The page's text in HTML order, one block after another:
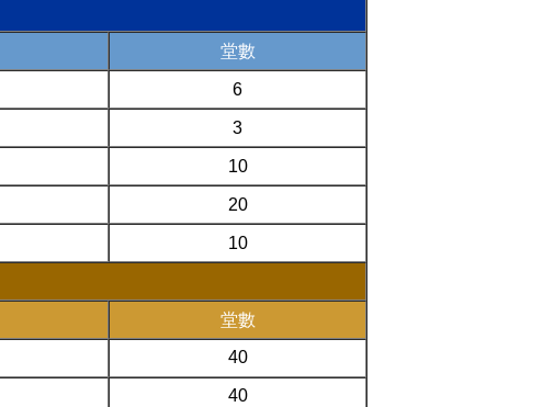
堂數
6
3
10
20
10
堂數
40
40